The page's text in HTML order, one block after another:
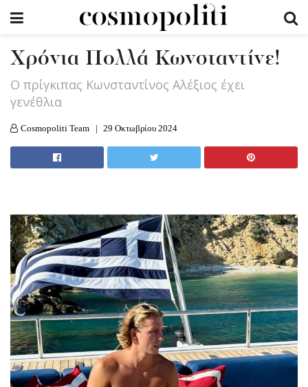
Χρόνια Πολλά Κωνσταντίνε!
Ο πρίγκιπας Κωνσταντίνος Αλέξιος έχει
γενέθλια
Cosmopoliti Team 29 Οκτωβρίου 2024